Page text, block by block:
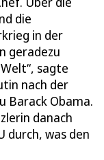
die
in der
geradezu
sagte
nach der
Barack Obama.
danach
durch, was den